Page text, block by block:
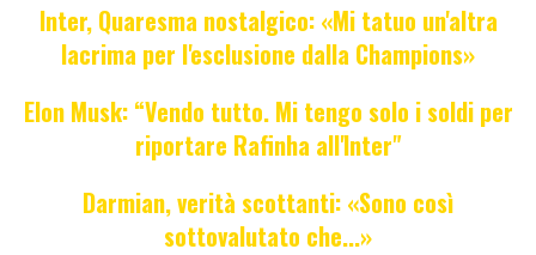
Inter, Quaresma nostalgico: «Mi tatuo un'altra
lacrima per l'esclusione dalla Champions»
Elon Musk: “Vendo tutto. Mi tengo solo i soldi per
riportare Rafinha all'Inter"
Darmian, verità scottanti: «Sono così
sottovalutato che...»